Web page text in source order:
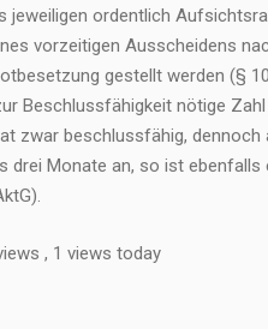
jeweiligen ordentlich
vorzeitigen Ausscheidens
gestellt werden (§
Beschlussfähigkeit nötige
zwar beschlussfähig, dennoch
drei Monate an, so ist
, 1 views today